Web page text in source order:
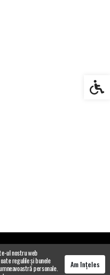
ul nostru web
regulile și bunele
personale. Am înțeles
Setări